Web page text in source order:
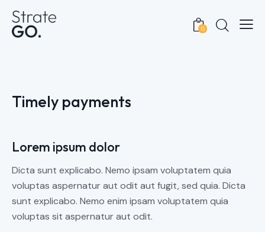
0
Timely payments
Lorem ipsum dolor
Dicta sunt explicabo. Nemo ipsam voluptatem quia
voluptas aspernatur aut odit aut fugit, sed quia. Dicta
sunt explicabo. Nemo enim ipsam voluptatem quia
voluptas sit aspernatur aut odit.